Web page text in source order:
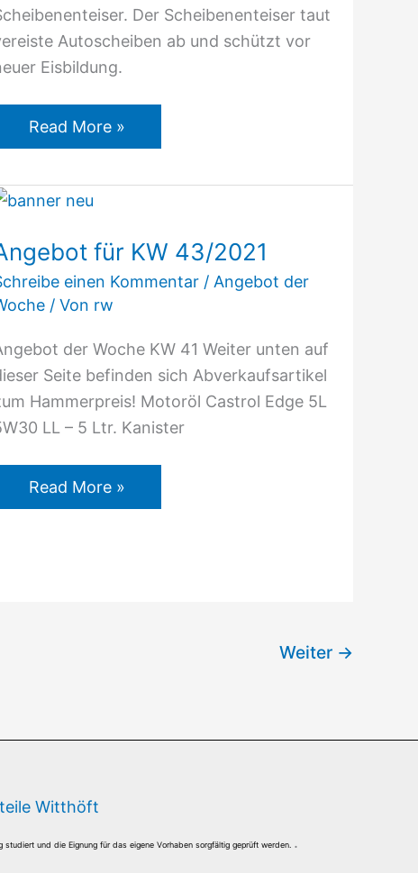
Der Scheibenenteiser taut
Autoscheiben ab und schützt vor
Eisbildung.
Read More »
für KW 43/2021
einen Kommentar / Angebot der
/ Von rw
der Woche KW 41 Weiter unten auf
Seite befinden sich Abverkaufsartikel
Hammerpreis! Motoröl Castrol Edge 5L
LL – 5 Ltr. Kanister
Angebot
KW
43/2021
Read More »
Weiter →
Witthöft
und die Eignung für das eigene Vorhaben sorgfältig geprüft werden. .